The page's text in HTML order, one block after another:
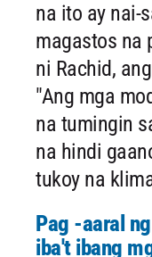
na ito ay nai-
magastos na
ni Rachid,
"Ang mga
na tumingin
na hindi
tukoy na
Pag -aaral
iba't ibang